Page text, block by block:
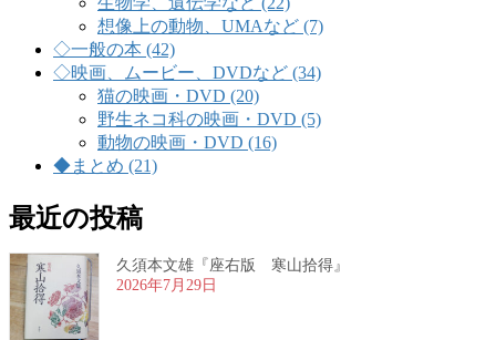
想像上の動物、UMAなど (7)
◇一般の本 (42)
◇映画、ムービー、DVDなど (34)
猫の映画・DVD (20)
野生ネコ科の映画・DVD (5)
動物の映画・DVD (16)
◆まとめ (21)
最近の投稿
久須本文雄『座右版 寒山拾得』
2026年7月29日